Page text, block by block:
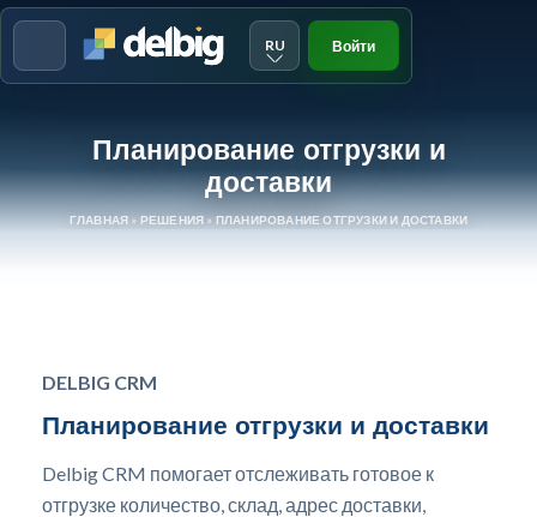
RU Войти
Планирование отгрузки и
доставки
ГЛАВНАЯ » РЕШЕНИЯ » ПЛАНИРОВАНИЕ ОТГРУЗКИ И ДОСТАВКИ
DELBIG CRM
Планирование отгрузки и доставки
Delbig CRM помогает отслеживать готовое к
отгрузке количество, склад, адрес доставки,